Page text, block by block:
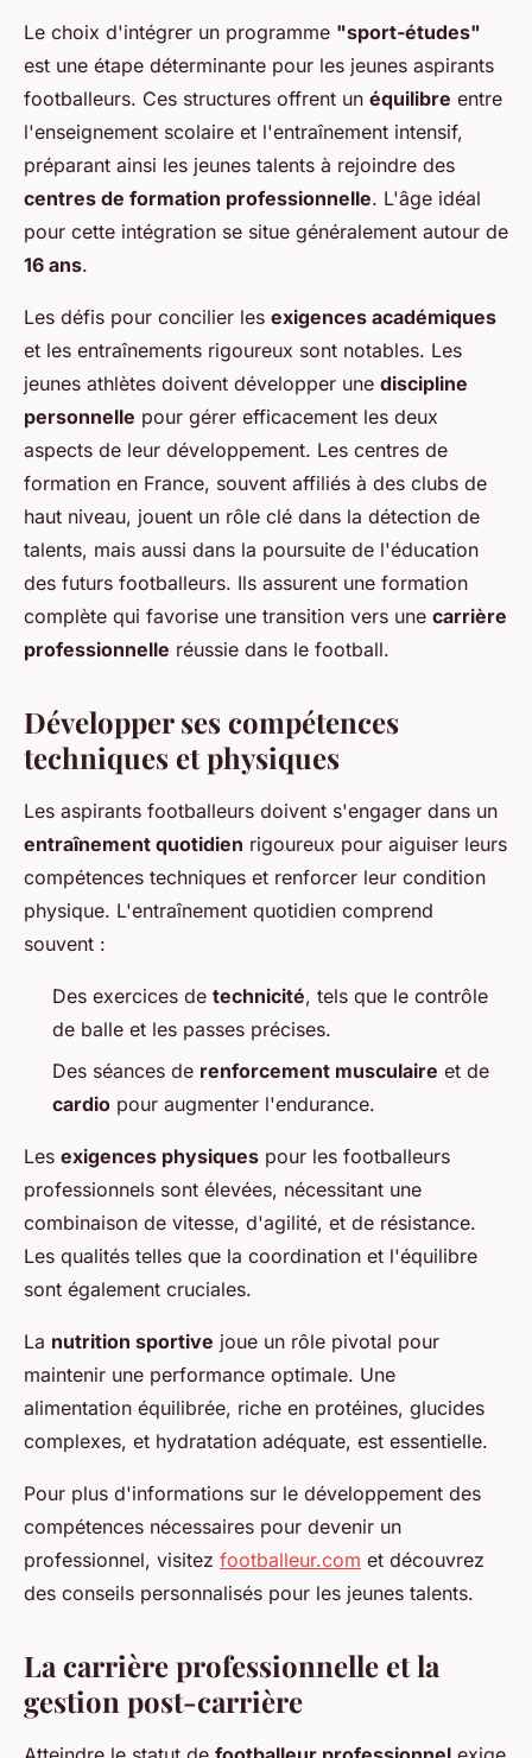
Le choix d'intégrer un programme "sport-études"
est une étape déterminante pour les jeunes aspirants
footballeurs. Ces structures offrent un équilibre entre
l'enseignement scolaire et l'entraînement intensif,
préparant ainsi les jeunes talents à rejoindre des
centres de formation professionnelle. L'âge idéal
pour cette intégration se situe généralement autour de
16 ans.
Les défis pour concilier les exigences académiques
et les entraînements rigoureux sont notables. Les
jeunes athlètes doivent développer une discipline
personnelle pour gérer efficacement les deux
aspects de leur développement. Les centres de
formation en France, souvent affiliés à des clubs de
haut niveau, jouent un rôle clé dans la détection de
talents, mais aussi dans la poursuite de l'éducation
des futurs footballeurs. Ils assurent une formation
complète qui favorise une transition vers une carrière
professionnelle réussie dans le football.
Développer ses compétences
techniques et physiques
Les aspirants footballeurs doivent s'engager dans un
entraînement quotidien rigoureux pour aiguiser leurs
compétences techniques et renforcer leur condition
physique. L'entraînement quotidien comprend
souvent :
Des exercices de technicité, tels que le contrôle
de balle et les passes précises.
Des séances de renforcement musculaire et de
cardio pour augmenter l'endurance.
Les exigences physiques pour les footballeurs
professionnels sont élevées, nécessitant une
combinaison de vitesse, d'agilité, et de résistance.
Les qualités telles que la coordination et l'équilibre
sont également cruciales.
La nutrition sportive joue un rôle pivotal pour
maintenir une performance optimale. Une
alimentation équilibrée, riche en protéines, glucides
complexes, et hydratation adéquate, est essentielle.
Pour plus d'informations sur le développement des
compétences nécessaires pour devenir un
professionnel, visitez footballeur.com et découvrez
des conseils personnalisés pour les jeunes talents.
La carrière professionnelle et la
gestion post-carrière